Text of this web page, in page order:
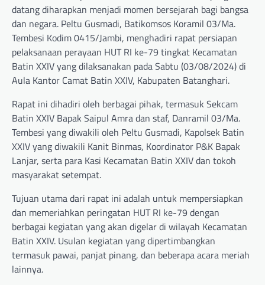
datang diharapkan menjadi momen bersejarah bagi bangsa
dan negara. Peltu Gusmadi, Batikomsos Koramil 03/Ma.
Tembesi Kodim 0415/Jambi, menghadiri rapat persiapan
pelaksanaan perayaan HUT RI ke-79 tingkat Kecamatan
Batin XXIV yang dilaksanakan pada Sabtu (03/08/2024) di
Aula Kantor Camat Batin XXIV, Kabupaten Batanghari.
Rapat ini dihadiri oleh berbagai pihak, termasuk Sekcam
Batin XXIV Bapak Saipul Amra dan staf, Danramil 03/Ma.
Tembesi yang diwakili oleh Peltu Gusmadi, Kapolsek Batin
XXIV yang diwakili Kanit Binmas, Koordinator P&K Bapak
Lanjar, serta para Kasi Kecamatan Batin XXIV dan tokoh
masyarakat setempat.
Tujuan utama dari rapat ini adalah untuk mempersiapkan
dan memeriahkan peringatan HUT RI ke-79 dengan
berbagai kegiatan yang akan digelar di wilayah Kecamatan
Batin XXIV. Usulan kegiatan yang dipertimbangkan
termasuk pawai, panjat pinang, dan beberapa acara meriah
lainnya.